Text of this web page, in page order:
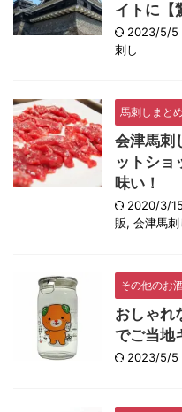
イトに【
2023/5/5
刺し
馬刺しまとめ
会津馬刺
ットショ
味い！
2020/3/
販, 会津馬刺
その他のお
おしゃれ
でご当地
2023/5/5